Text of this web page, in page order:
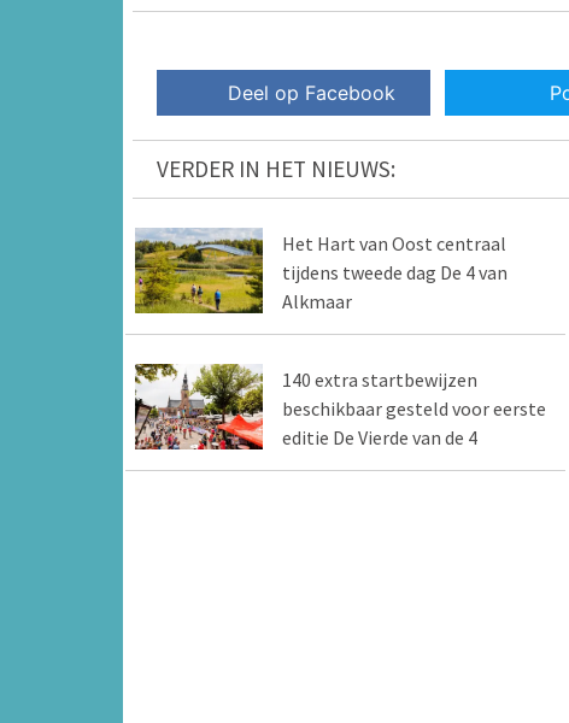
Deel op Facebook
VERDER IN HET NIEUWS:
Het Hart van Oost centraal
tijdens tweede dag De 4 van
Alkmaar
140 extra startbewijzen
beschikbaar gesteld voor eerste
editie De Vierde van de 4